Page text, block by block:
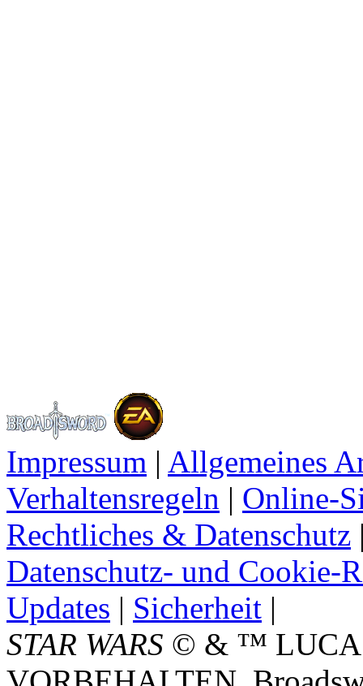
Impressum | Allgemeines
Verhaltensregeln | Online-
Rechtliches & Datenschutz
Datenschutz- und Cookie-
Updates | Sicherheit |
STAR WARS © & ™